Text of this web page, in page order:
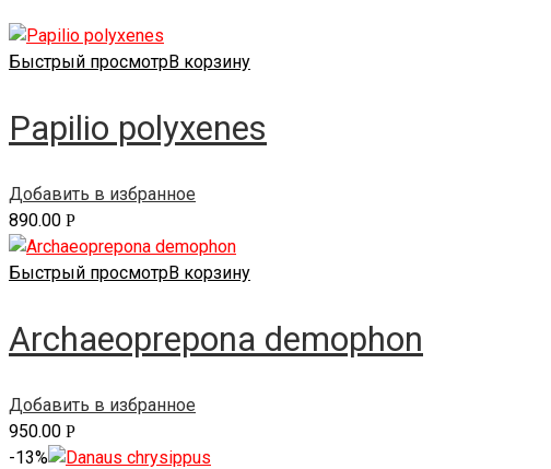
Быстрый просмотрВ корзину
Papilio polyxenes
Добавить в избранное
890.00 Р
Быстрый просмотрВ корзину
Archaeoprepona demophon
Добавить в избранное
950.00 Р
-13%